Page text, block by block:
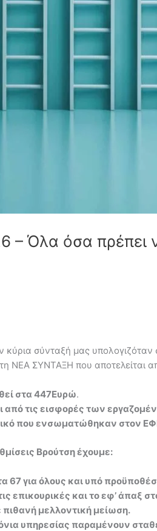
– Όλα όσα πρέπει
σύνταξή μας υπολογιζόταν
ΝΕΑ ΣΥΝΤΑΞΗ που αποτελείται
στα 447Ευρώ.
τις εισφορές των
που ενσωματώθηκαν στον
Βρούτση έχουμε:
67 για όλους και υπό
επικουρικές και το εφ’ άπαξ
μελλοντική μείωση.
υπηρεσίας παραμένουν